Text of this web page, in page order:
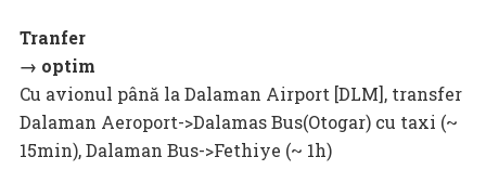
Tranfer
→ optim
Cu avionul până la Dalaman Airport [DLM], transfer
Dalaman Aeroport->Dalamas Bus(Otogar) cu taxi (~
15min), Dalaman Bus->Fethiye (~ 1h)